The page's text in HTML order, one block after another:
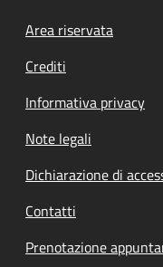
Footer menu
Area riservata
Crediti
Informativa privacy
Note legali
Dichiarazione di
Contatti
Prenotazione